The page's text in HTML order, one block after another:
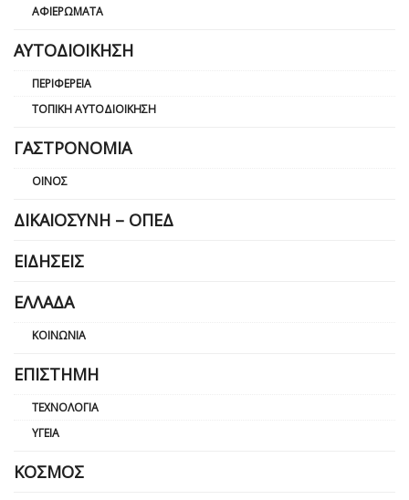
ΑΦΙΕΡΏΜΑΤΑ
ΑΥΤΟΔΙΟΊΚΗΣΗ
ΠΕΡΙΦΈΡΕΙΑ
ΤΟΠΙΚΉ ΑΥΤΟΔΙΟΊΚΗΣΗ
ΓΑΣΤΡΟΝΟΜΊΑ
ΟΊΝΟΣ
ΔΙΚΑΙΟΣΎΝΗ – ΟΠΕΔ
ΕΙΔΉΣΕΙΣ
ΕΛΛΆΔΑ
ΚΟΙΝΩΝΊΑ
ΕΠΙΣΤΉΜΗ
ΤΕΧΝΟΛΟΓΊΑ
ΥΓΕΊΑ
ΚΌΣΜΟΣ